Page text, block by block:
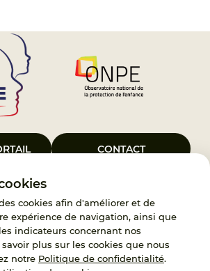
cookies afin d'améliorer et de
expérience de navigation, ainsi que
indicateurs concernant nos
plus sur les cookies que nous
notre Politique de confidentialité.
CONTACT
Public France Enfance Protégée, créé le 5
d’assurer les missions de service public du
des adoptants et de traitement des
origines personnelles. France Enfance
un observatoire et une ressource pour
ainsi qu’un appui à l’élaboration de la
le soutien à l’activité des conseils